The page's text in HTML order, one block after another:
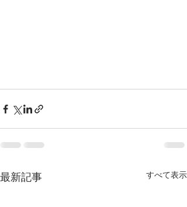
最新記事 すべて表示